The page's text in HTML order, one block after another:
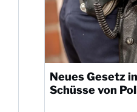
Neues Gesetz
Schüsse von